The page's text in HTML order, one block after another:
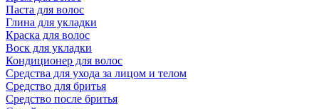
Паста для волос
Глина для укладки
Краска для волос
Воск для укладки
Кондиционер для волос
Средства для ухода за лицом и телом
Средство для бритья
Средство после бритья